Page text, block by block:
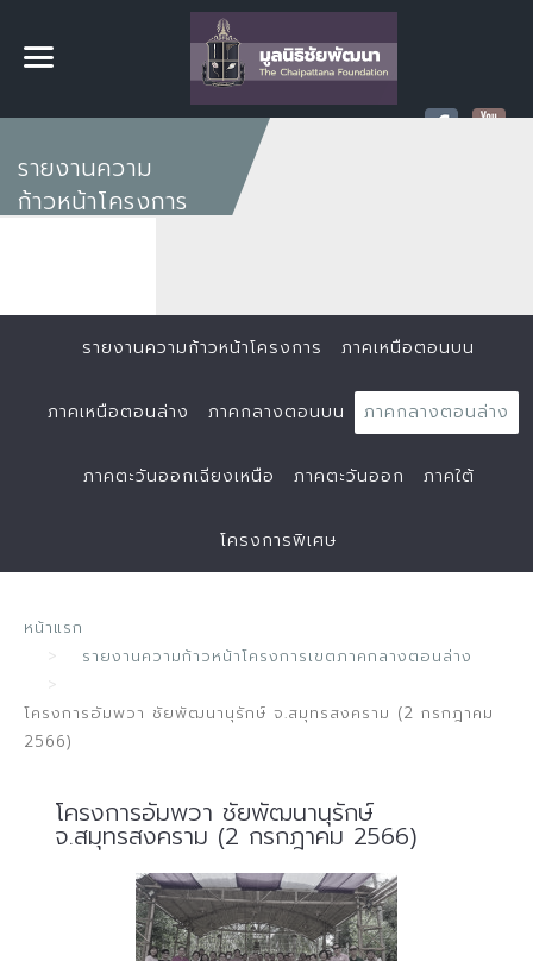
รายงานความ
ก้าวหน้าโครงการ
รายงานความก้าวหน้าโครงการ ภาคเหนือตอนบน
ภาคเหนือตอนล่าง ภาคกลางตอนบน ภาคกลางตอนล่าง
ภาคตะวันออกเฉียงเหนือ ภาคตะวันออก ภาคใต้
โครงการพิเศษ
หน้าแรก
รายงานความก้าวหน้าโครงการเขตภาคกลางตอนล่าง
โครงการอัมพวา ชัยพัฒนานุรักษ์ จ.สมุทรสงคราม (2 กรกฎาคม
2566)
โครงการอัมพวา ชัยพัฒนานุรักษ์
จ.สมุทรสงคราม (2 กรกฎาคม 2566)